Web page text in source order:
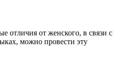
от женского, в связи с
можно провести эту